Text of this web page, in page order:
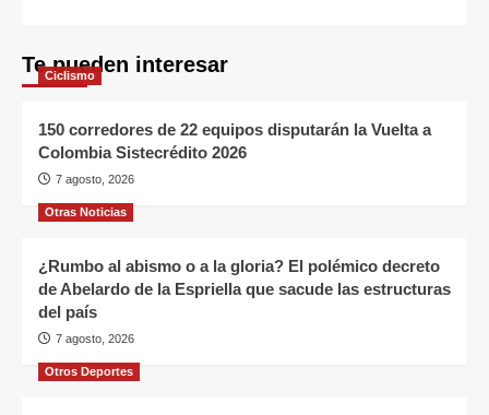
Te pueden interesar
Ciclismo
150 corredores de 22 equipos disputarán la Vuelta a
Colombia Sistecrédito 2026
7 agosto, 2026
Otras Noticias
¿Rumbo al abismo o a la gloria? El polémico decreto
de Abelardo de la Espriella que sacude las estructuras
del país
7 agosto, 2026
Otros Deportes